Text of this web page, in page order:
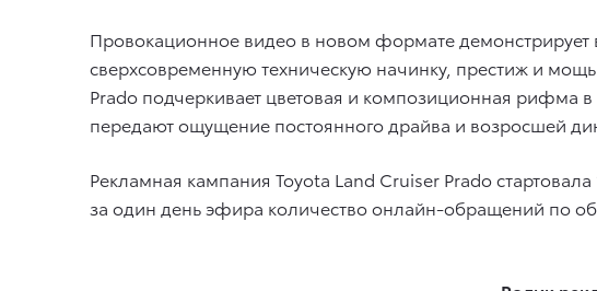
Провокационное видео в новом формате
сверхсовременную техническую начинку, престиж и
Prado подчеркивает цветовая и композиционная рифма
передают ощущение постоянного драйва и возросшей
Рекламная кампания Toyota Land Cruiser Prado
за один день эфира количество онлайн-обращений по